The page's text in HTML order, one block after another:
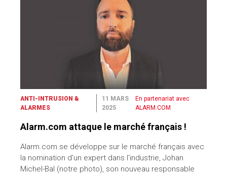
ANTI-INTRUSION &
ALARMES
11 MARS
2025
En partenariat avec
ALARM.COM
Alarm.com attaque le marché français !
Alarm.com se développe sur le marché français avec
la nomination d'un expert dans l'industrie, Johan
Michel-Bal (notre photo), son nouveau responsable